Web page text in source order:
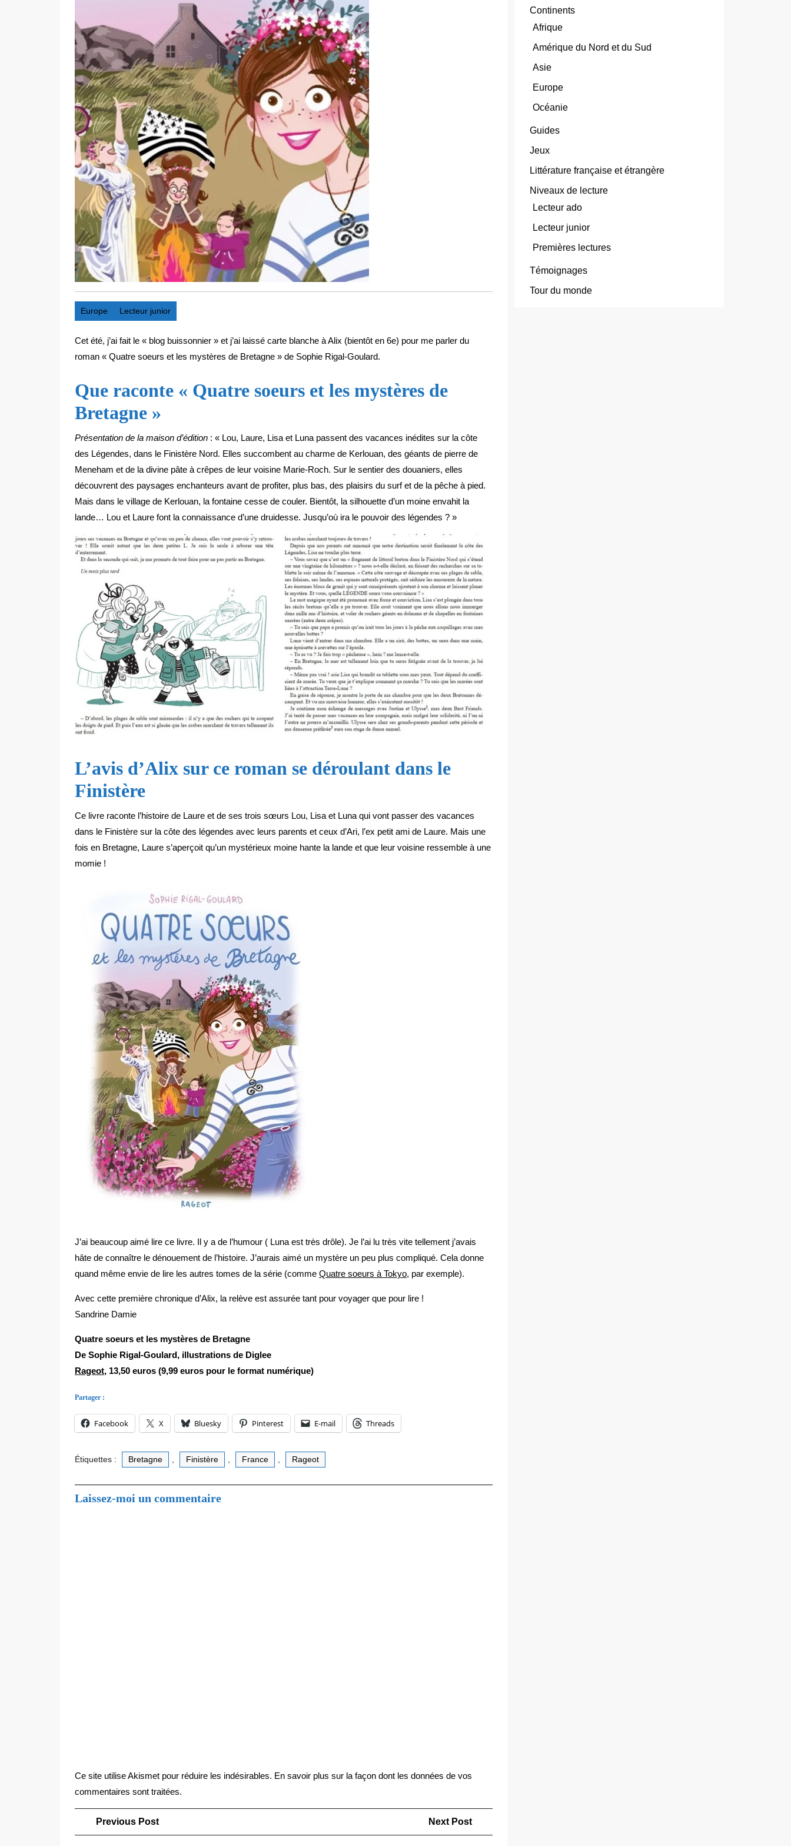
Europe Lecteur junior
Cet été, j’ai fait le « blog buissonnier » et j’ai laissé carte blanche à Alix (bientôt en 6e) pour me parler du
roman « Quatre soeurs et les mystères de Bretagne » de Sophie Rigal-Goulard.
Que raconte « Quatre soeurs et les mystères de
Bretagne »
Présentation de la maison d’édition : « Lou, Laure, Lisa et Luna passent des vacances inédites sur la côte
des Légendes, dans le Finistère Nord. Elles succombent au charme de Kerlouan, des géants de pierre de
Meneham et de la divine pâte à crêpes de leur voisine Marie-Roch. Sur le sentier des douaniers, elles
découvrent des paysages enchanteurs avant de profiter, plus bas, des plaisirs du surf et de la pêche à pied.
Mais dans le village de Kerlouan, la fontaine cesse de couler. Bientôt, la silhouette d’un moine envahit la
lande… Lou et Laure font la connaissance d’une druidesse. Jusqu’où ira le pouvoir des légendes ? »
L’avis d’Alix sur ce roman se déroulant dans le
Finistère
Ce livre raconte l’histoire de Laure et de ses trois sœurs Lou, Lisa et Luna qui vont passer des vacances
dans le Finistère sur la côte des légendes avec leurs parents et ceux d’Ari, l’ex petit ami de Laure. Mais une
fois en Bretagne, Laure s’aperçoit qu’un mystérieux moine hante la lande et que leur voisine ressemble à une
momie !
J’ai beaucoup aimé lire ce livre. Il y a de l’humour ( Luna est très drôle). Je l’ai lu très vite tellement j’avais
hâte de connaître le dénouement de l’histoire. J’aurais aimé un mystère un peu plus compliqué. Cela donne
quand même envie de lire les autres tomes de la série (comme Quatre soeurs à Tokyo, par exemple).
Avec cette première chronique d’Alix, la relève est assurée tant pour voyager que pour lire !
Sandrine Damie
Quatre soeurs et les mystères de Bretagne
De Sophie Rigal-Goulard, illustrations de Diglee
Rageot, 13,50 euros (9,99 euros pour le format numérique)
Partager :
Facebook X Bluesky Pinterest E-mail Threads
Étiquettes : Bretagne Finistère France Rageot
Laissez-moi un commentaire
Ce site utilise Akismet pour réduire les indésirables. En savoir plus sur la façon dont les données de vos
commentaires sont traitées.
Navigation
de
Previous PostPrevious
Next Post
Continents
Afrique
Amérique du Nord et du Sud
Asie
Europe
Océanie
Guides
Jeux
Littérature française et étrangère
Niveaux de lecture
Lecteur ado
Lecteur junior
Premières lectures
Témoignages
Tour du monde